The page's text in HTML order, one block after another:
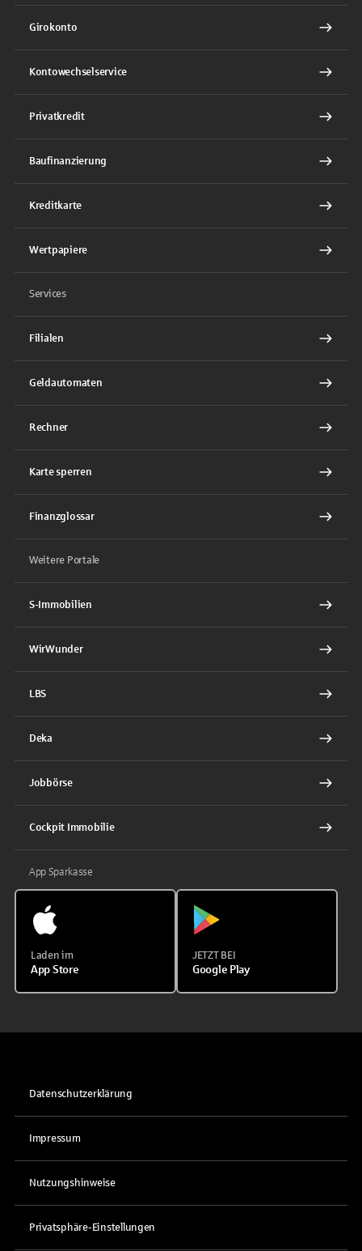
Girokonto
Kontowechselservice
Privatkredit
Baufinanzierung
Kreditkarte
Wertpapiere
Services
Filialen
Geldautomaten
Rechner
Karte sperren
Finanzglossar
Weitere Portale
S-Immobilien
WirWunder
LBS
Deka
Jobbörse
Cockpit Immobilie
App Sparkasse
Laden im
App Store
JETZT BEI
Google Play
Datenschutzerklärung
Impressum
Nutzungshinweise
Privatsphäre-Einstellungen